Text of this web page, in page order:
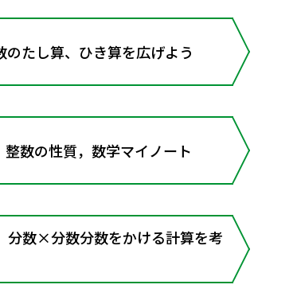
たし算、ひき算を広げよう
の性質，数学マイノート
数×分数分数をかける計算を考